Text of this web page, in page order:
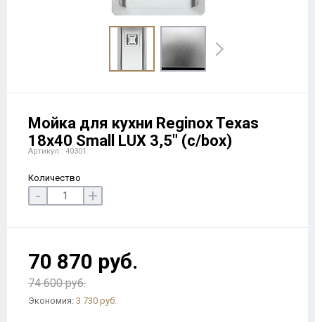
Мойка для кухни Reginox Texas
18x40 Small LUX 3,5" (c/box)
Артикул : 40301
Количество
- +
70 870 руб.
74 600 руб.
Экономия: 3 730 руб.